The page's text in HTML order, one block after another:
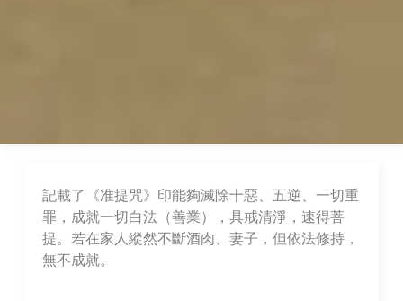
記載了《准提咒》印能夠滅除十惡、五逆、一切重
罪，成就一切白法（善業），具戒清淨，速得菩
提。若在家人縱然不斷酒肉、妻子，但依法修持，
無不成就。